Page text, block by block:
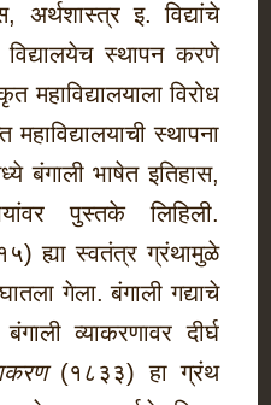
अर्थशास्त्र इ. विद्यांचे
विद्यालयेच स्थापन करणे
विरोध
स्थापना
भाषेत इतिहास,
पुस्तके लिहिली.
ह्या स्वतंत्र ग्रंथामुळे
गेला. बंगाली गद्याचे
व्याकरणावर दीर्घ
(१८३३) हा ग्रंथ